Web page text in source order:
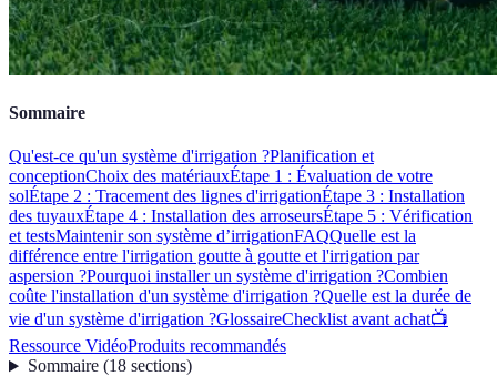
Sommaire
Qu'est-ce qu'un système d'irrigation ?Planification et
conceptionChoix des matériauxÉtape 1 : Évaluation de votre
solÉtape 2 : Tracement des lignes d'irrigationÉtape 3 : Installation
des tuyauxÉtape 4 : Installation des arroseursÉtape 5 : Vérification
et testsMaintenir son système d’irrigationFAQQuelle est la
différence entre l'irrigation goutte à goutte et l'irrigation par
aspersion ?Pourquoi installer un système d'irrigation ?Combien
coûte l'installation d'un système d'irrigation ?Quelle est la durée de
vie d'un système d'irrigation ?GlossaireChecklist avant achat📺
Ressource VidéoProduits recommandés
Sommaire(18 sections)